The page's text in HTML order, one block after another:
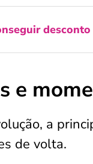
e
a
de volta.